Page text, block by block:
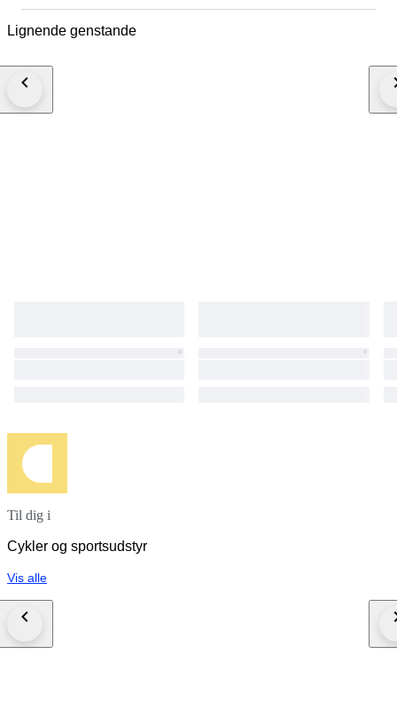
Lignende genstande
Til dig i
Cykler og sportsudstyr
Vis alle